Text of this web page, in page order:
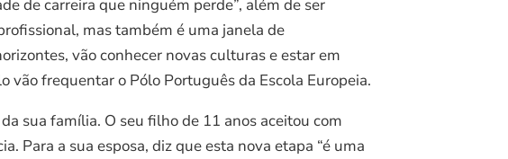
de carreira que ninguém perde”, além de ser
mas também é uma janela de
vão conhecer novas culturas e estar em
vão frequentar o Pólo Português da Escola Europeia.
sua família. O seu filho de 11 anos aceitou com
Para a sua esposa, diz que esta nova etapa “é uma